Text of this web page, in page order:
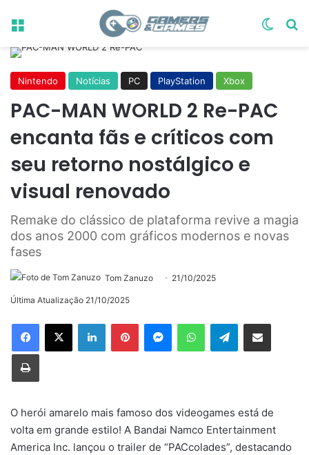
Menu
Nintendo Notícias PC PlayStation Xbox
PAC-MAN WORLD 2 Re-PAC
encanta fãs e críticos com
seu retorno nostálgico e
visual renovado
Remake do clássico de plataforma revive a magia
dos anos 2000 com gráficos modernos e novas
fases
Tom Zanuzo 21/10/2025
Última Atualização 21/10/2025
LinkedinPinterestMessengerWhatsAppTelegramCompartilhar via e-mail
Imprimir
O herói amarelo mais famoso dos videogames está de
volta em grande estilo! A Bandai Namco Entertainment
America Inc. lançou o trailer de “PACcolades”, destacando